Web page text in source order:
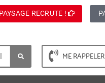
RECRUTE !
ME RAPPELER